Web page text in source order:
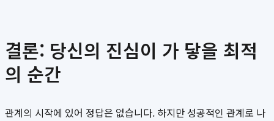
결론: 당신의 진심이 가 닿을 최적
의 순간
관계의 시작에 있어 정답은 없습니다. 하지만 성공적인 관계로 나